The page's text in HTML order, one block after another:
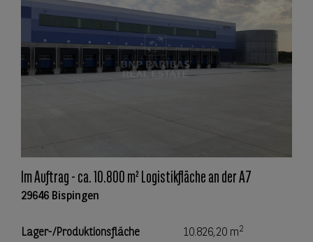
Im Auftrag - ca. 10.800 m² Logistikfläche an der A7
29646 Bispingen
Lager-/Produktionsfläche 10.826,20 m2